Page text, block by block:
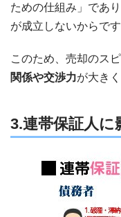
ための仕組み」であ
が成立しないからです
このため、売却のス
関係や交渉力が大き
3.連帯保証人に